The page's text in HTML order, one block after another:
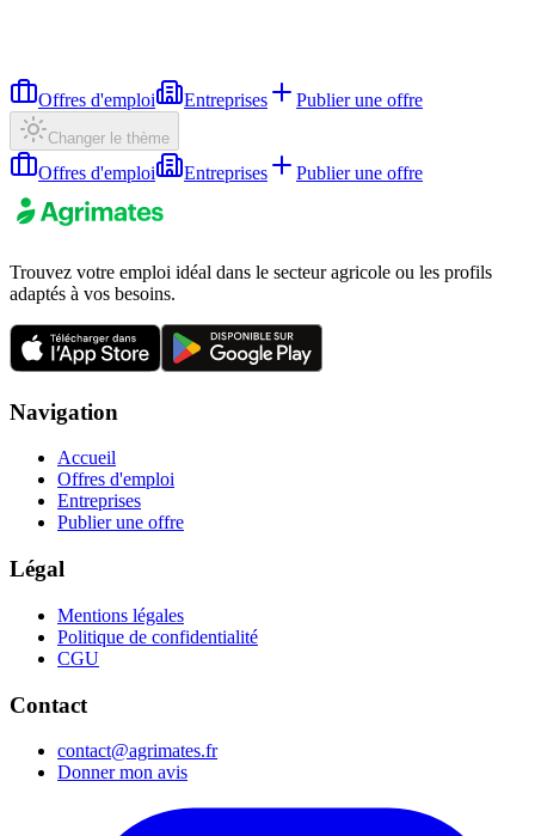
Offres d'emploi Entreprises Publier une offre
Changer le thème
Offres d'emploi Entreprises Publier une offre
Trouvez votre emploi idéal dans le secteur agricole ou les profils
adaptés à vos besoins.
Navigation
Accueil
Offres d'emploi
Entreprises
Publier une offre
Légal
Mentions légales
Politique de confidentialité
CGU
Contact
contact@agrimates.fr
Donner mon avis